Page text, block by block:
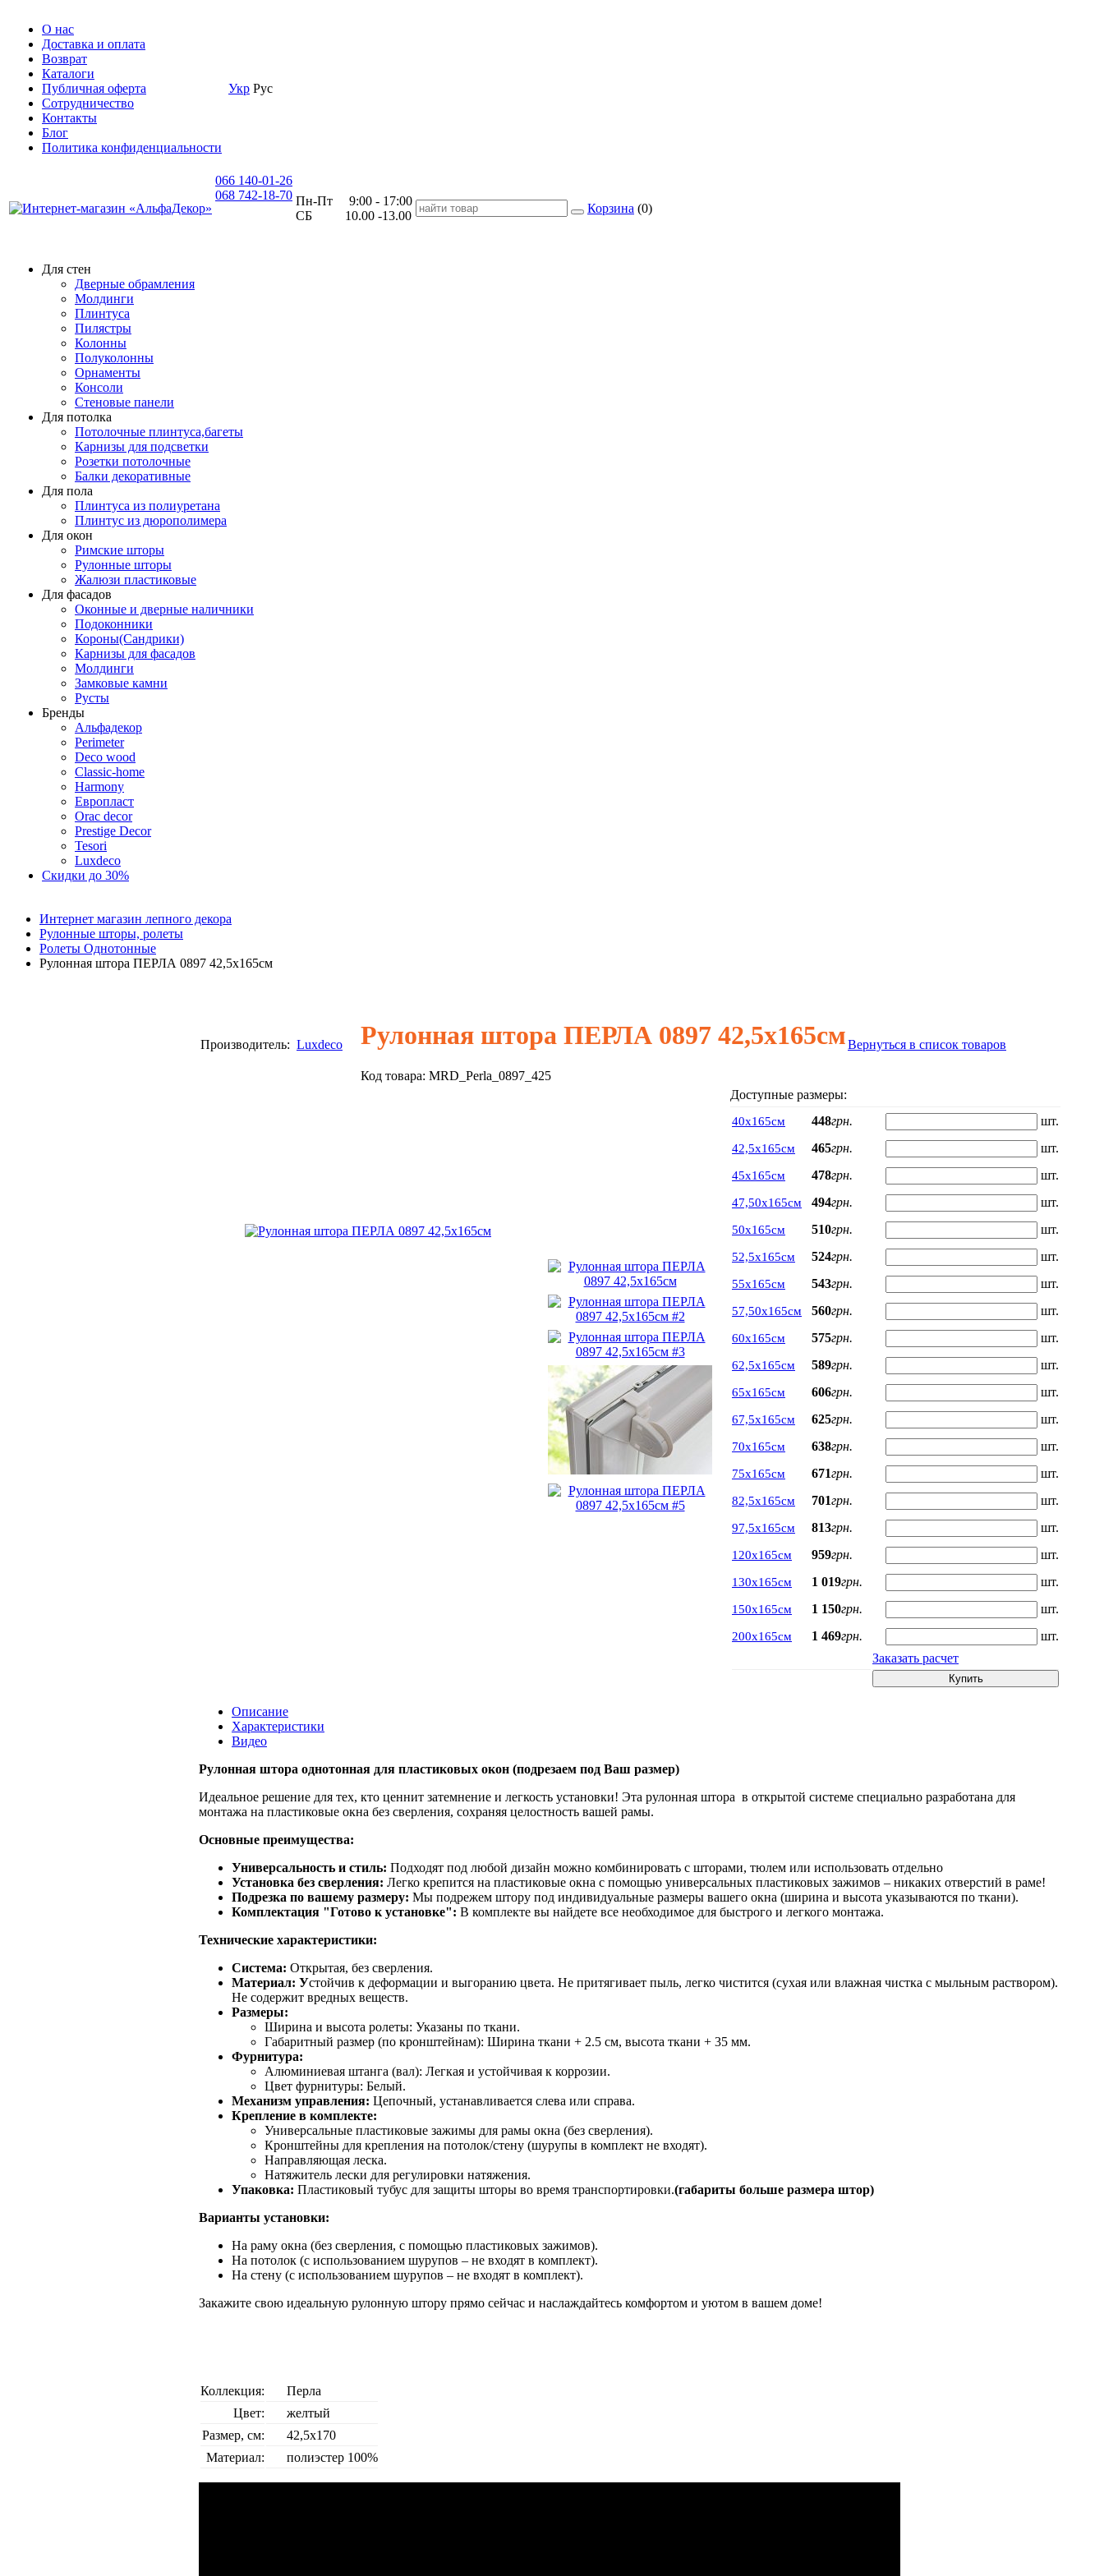
О нас
Доставка и оплата
Возврат
Каталоги
Публичная оферта
Сотрудничество
Контакты
Блог
Политика конфиденциальности
Укр Рус
066 140-01-26
068 742-18-70 Пн-Пт 9:00 - 17:00
СБ 10.00 -13.00
Корзина (0)
Для стен
Дверные обрамления
Молдинги
Плинтуса
Пилястры
Колонны
Полуколонны
Орнаменты
Консоли
Стеновые панели
Для потолка
Потолочные плинтуса,багеты
Карнизы для подсветки
Розетки потолочные
Балки декоративные
Для пола
Плинтуса из полиуретана
Плинтус из дюрополимера
Для окон
Римские шторы
Рулонные шторы
Жалюзи пластиковые
Для фасадов
Оконные и дверные наличники
Подоконники
Короны(Сандрики)
Карнизы для фасадов
Молдинги
Замковые камни
Русты
Бренды
Альфадекор
Perimeter
Deco wood
Classic-home
Harmony
Европласт
Orac decor
Prestige Decor
Tesori
Luxdeco
Скидки до 30%
Интернет магазин лепного декора
Рулонные шторы, ролеты
Ролеты Однотонные
Рулонная штора ПЕРЛА 0897 42,5х165см
Производитель: Luxdeco Рулонная штора ПЕРЛА 0897 42,5х165см
Код товара: MRD_Perla_0897_425
Вернуться в список товаров
Доступные размеры:
40х165см 448грн. шт.
42,5х165см 465грн. шт.
45х165см 478грн. шт.
47,50х165см 494грн. шт.
50х165см 510грн. шт.
52,5х165см 524грн. шт.
55х165см 543грн. шт.
57,50х165см 560грн. шт.
60х165см 575грн. шт.
62,5х165см 589грн. шт.
65х165см 606грн. шт.
67,5х165см 625грн. шт.
70х165см 638грн. шт.
75х165см 671грн. шт.
82,5х165см 701грн. шт.
97,5х165см 813грн. шт.
120х165см 959грн. шт.
130х165см 1 019грн. шт.
150х165см 1 150грн. шт.
200х165см 1 469грн.
шт.
Заказать расчет
Купить
Описание
Характеристики
Видео
Рулонная штора однотонная для пластиковых окон (подрезаем под Ваш размер)
Идеальное решение для тех, кто ценнит затемнение и легкость установки! Эта рулонная штора в открытой системе специально разработана для
монтажа на пластиковые окна без сверления, сохраняя целостность вашей рамы.
Основные преимущества:
Универсальность и стиль: Подходят под любой дизайн можно комбинировать с шторами, тюлем или использовать отдельно
Установка без сверления: Легко крепится на пластиковые окна с помощью универсальных пластиковых зажимов – никаких отверстий в раме!
Подрезка по вашему размеру: Мы подрежем штору под индивидуальные размеры вашего окна (ширина и высота указываются по ткани).
Комплектация "Готово к установке": В комплекте вы найдете все необходимое для быстрого и легкого монтажа.
Технические характеристики:
Система: Открытая, без сверления.
Материал: Устойчив к деформации и выгоранию цвета. Не притягивает пыль, легко чистится (сухая или влажная чистка с мыльным раствором).
Не содержит вредных веществ.
Размеры:
Ширина и высота ролеты: Указаны по ткани.
Габаритный размер (по кронштейнам): Ширина ткани + 2.5 см, высота ткани + 35 мм.
Фурнитура:
Алюминиевая штанга (вал): Легкая и устойчивая к коррозии.
Цвет фурнитуры: Белый.
Механизм управления: Цепочный, устанавливается слева или справа.
Крепление в комплекте:
Универсальные пластиковые зажимы для рамы окна (без сверления).
Кронштейны для крепления на потолок/стену (шурупы в комплект не входят).
Направляющая леска.
Натяжитель лески для регулировки натяжения.
Упаковка: Пластиковый тубус для защиты шторы во время транспортировки.(габариты больше размера штор)
Варианты установки:
На раму окна (без сверления, с помощью пластиковых зажимов).
На потолок (с использованием шурупов – не входят в комплект).
На стену (с использованием шурупов – не входят в комплект).
Закажите свою идеальную рулонную штору прямо сейчас и наслаждайтесь комфортом и уютом в вашем доме!
Коллекция:
Перла
Цвет:
желтый
Размер, см:
42,5х170
Материал:
полиэстер 100%